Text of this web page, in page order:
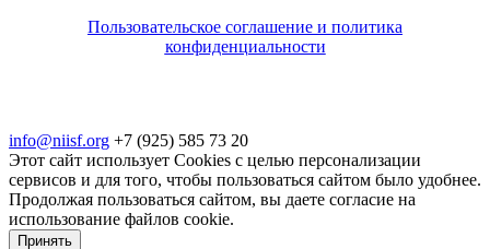
Пользовательское соглашение и политика
конфиденциальности
info@niisf.org +7 (925) 585 73 20
Этот сайт использует Cookies с целью персонализации
сервисов и для того, чтобы пользоваться сайтом было удобнее.
Продолжая пользоваться сайтом, вы даете согласие на
использование файлов cookie.
Принять